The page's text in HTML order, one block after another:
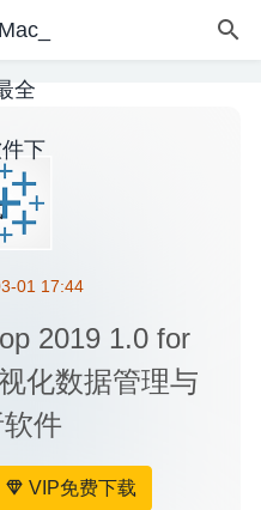
01 17:44
2019 1.0 for
化数据管理与
件
VIP免费下载
化网页设计工具
中文版-最流畅的矢量图形设
的文本代码编辑器
相册制作、拼图工具